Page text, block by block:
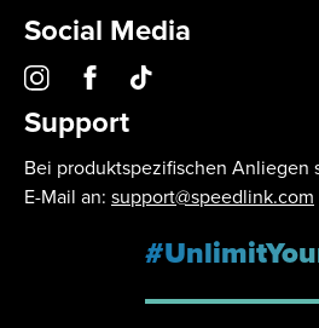
Social Media
Support
Bei produktspezifischen Anliegen
E-Mail an: support@speedlink.com